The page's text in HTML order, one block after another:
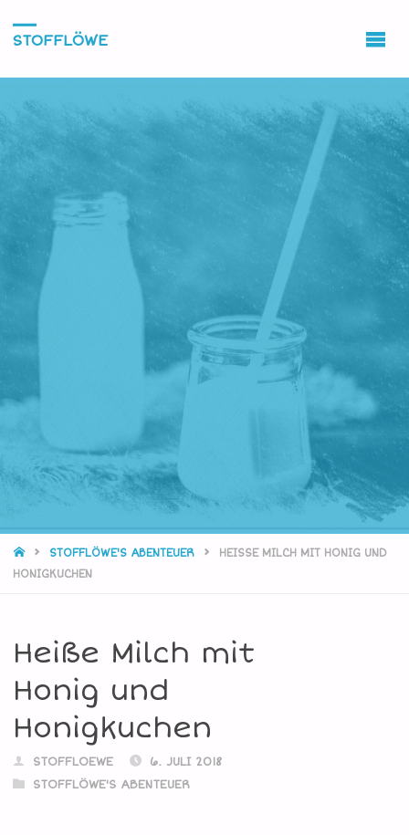
STOFFLÖWE
STARTSEITE
STOFFLÖWE'S ABENTEUER
HEISSE MILCH MIT HONIG UND H
ONIGKUCHEN
Heiße Milch mit
Honig und
Honigkuchen
STOFFLOEWE
6. JULI 2018
STOFFLÖWE'S ABENTEUER